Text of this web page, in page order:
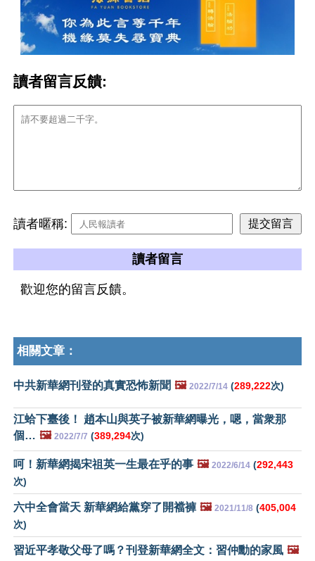
讀者留言反饋:
讀者暱稱:
讀者留言
歡迎您的留言反饋。
相關文章：
中共新華網刊登的真實恐怖新聞 🖼️ 2022/7/14 (289,222次)
江蛤下臺後！ 趙本山與英子被新華網曝光，嗯，當衆那
個… 🖼️ 2022/7/7 (389,294次)
呵！新華網揭宋祖英一生最在乎的事 🖼️ 2022/6/14 (292,443
次)
六中全會當天 新華網給黨穿了開襠褲 🖼️ 2021/11/8 (405,004
次)
習近平孝敬父母了嗎？刊登新華網全文：習仲勳的家風 🖼️